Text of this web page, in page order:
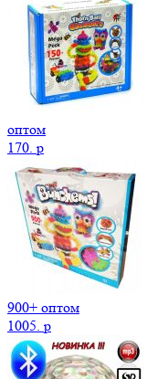
оптом
170. p
900+ оптом
1005. p